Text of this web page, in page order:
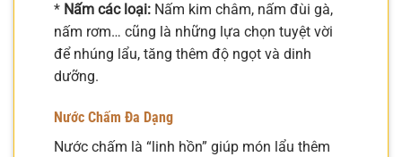
* Nấm các loại: Nấm kim châm, nấm đùi gà,
nấm rơm… cũng là những lựa chọn tuyệt vời
để nhúng lẩu, tăng thêm độ ngọt và dinh
dưỡng.
Nước Chấm Đa Dạng
Nước chấm là “linh hồn” giúp món lẩu thêm